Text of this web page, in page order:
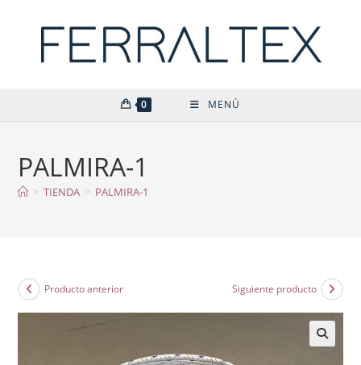
contenido
0 MENÚ
PALMIRA-1
> TIENDA > PALMIRA-1
Producto anterior Siguiente producto